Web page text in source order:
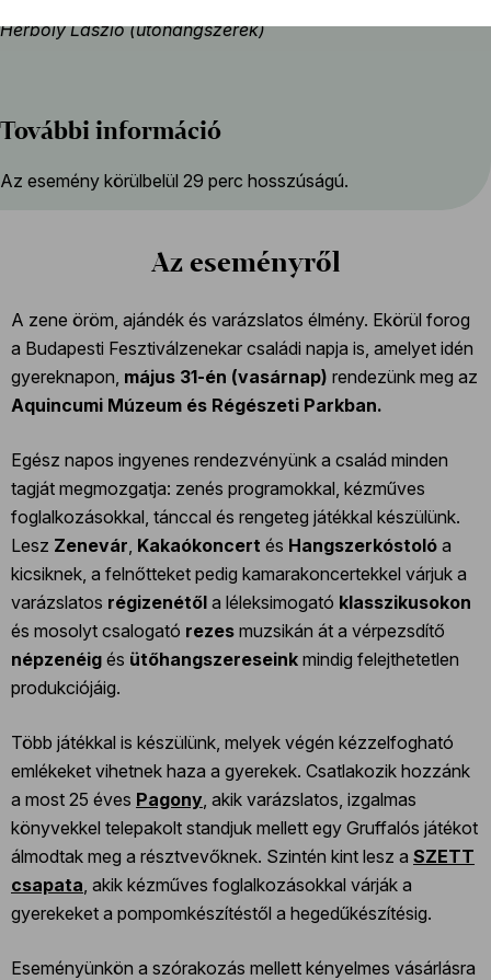
Herboly László (ütőhangszerek)
További információ
Az esemény körülbelül 29 perc hosszúságú.
Az eseményről
A zene öröm, ajándék és varázslatos élmény. Ekörül forog
a Budapesti Fesztiválzenekar családi napja is, amelyet idén
gyereknapon, május 31-én (vasárnap) rendezünk meg az
Aquincumi Múzeum és Régészeti Parkban.
Egész napos ingyenes rendezvényünk a család minden
tagját megmozgatja: zenés programokkal, kézműves
foglalkozásokkal, tánccal és rengeteg játékkal készülünk.
Lesz Zenevár Kakaókoncert és Hangszerkóstoló a
kicsiknek, a felnőtteket pedig kamarakoncertekkel várjuk a
varázslatos régizenétől a léleksimogató klasszikusokon
és mosolyt csalogató rezes muzsikán át a vérpezsdítő
népzenéig és ütőhangszereseink mindig felejthetetlen
produkciójáig.
Több játékkal is készülünk, melyek végén kézzelfogható
emlékeket vihetnek haza a gyerekek. Csatlakozik hozzánk
a most 25 éves Pagony , akik varázslatos, izgalmas
könyvekkel telepakolt standjuk mellett egy Gruffalós játékot
álmodtak meg a résztvevőknek. Szintén kint lesz a SZETT
csapata , akik kézműves foglalkozásokkal várják a
gyerekeket a pompomkészítéstől a hegedűkészítésig.
Eseményünkön a szórakozás mellett kényelmes vásárlásra